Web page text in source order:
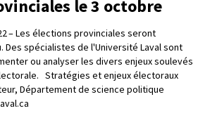
le 3 octobre
– Les élections provinciales seront
Des spécialistes de l'Université Laval sont
ou analyser les divers enjeux soulevés
Stratégies et enjeux électoraux
Département de science politique